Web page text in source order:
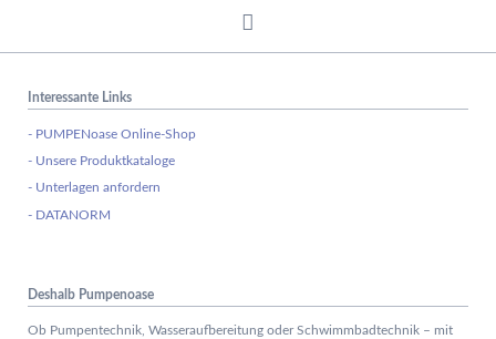
Interessante Links
- PUMPENoase Online-Shop
- Unsere Produktkataloge
- Unterlagen anfordern
- DATANORM
Deshalb Pumpenoase
Ob Pumpentechnik, Wasseraufbereitung oder Schwimmbadtechnik – mit